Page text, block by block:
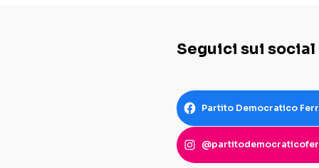
Seguici sui social
Partito Democratico